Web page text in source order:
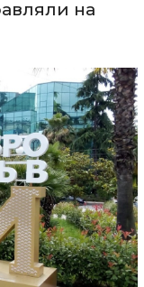
на